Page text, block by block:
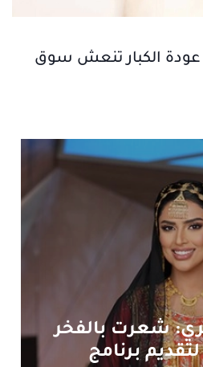
صيف 2026.. عودة الكبار تنعش سوق
شعرت بالفخر
برنامج